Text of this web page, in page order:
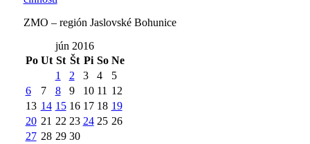
ZMO – región Jaslovské Bohunice
jún 2016
Po Ut St Št Pi So Ne
1
2 3 4
5
6
7 8 9 10 11 12
13 14 15 16 17 18 19
20 21 22 23 24 25 26
27 28 29 30